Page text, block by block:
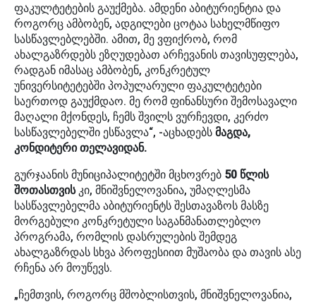
ფაკულტეტების გაუქმება. ამდენი აბიტურიენტია და
როგორც ამბობენ, ადგილები ცოტაა სახელმწიფო
სასწავლებლებში. ამით, მე ვფიქრობ, რომ
ახალგაზრდებს ეზღუდებათ არჩევანის თავისუფლება,
რადგან იმასაც ამბობენ, კონკრეტულ
უნივერსიტეტებში პოპულარული ფაკულტეტები
საერთოდ გაუქმდაო. მე რომ ფინანსური შემოსავალი
მაღალი მქონდეს, ჩემს შვილს ვურჩევდი, კერძო
სასწავლებელში ესწავლა“, -აცხადებს მაგდა,
კონდიტერი თელავიდან.
გურჯაანის მუნიციპალიტეტში მცხოვრებ 50 წლის
შოთასთვისკი, მნიშვნელოვანია, უმაღლესმა
სასწავლებელმა აბიტურიენტს შესთავაზოს მასზე
მორგებული კონკრეტული საგანმანათლებლო
პროგრამა, რომლის დასრულების შემდეგ
ახალგაზრდას სხვა პროფესიით მუშაობა და თავის ასე
რჩენა არ მოუწევს.
„ჩემთვის, როგორც მშობლისთვის, მნიშვნელოვანია,